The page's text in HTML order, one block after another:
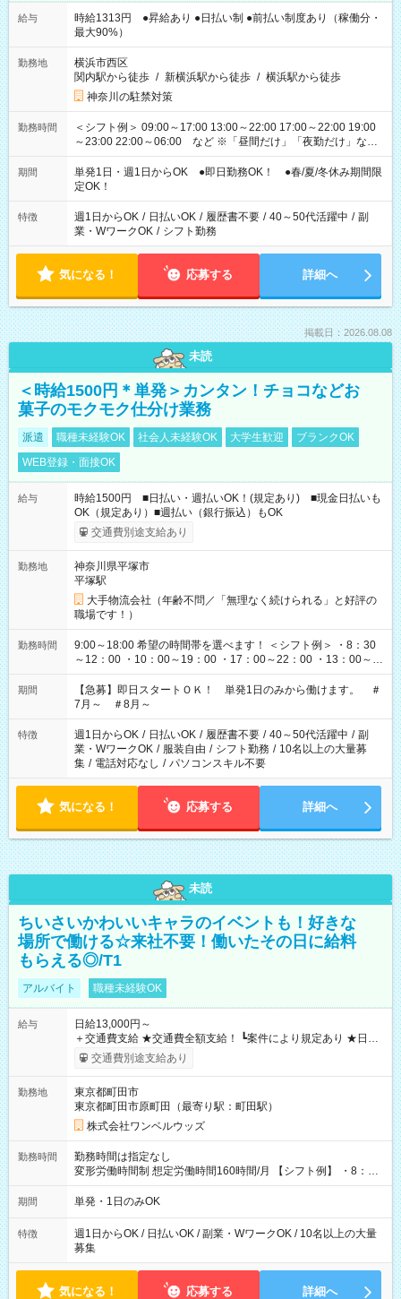
給与
時給1313円 ●昇給あり ●日払い制 ●前払い制度あり（稼働分・
最大90%）
勤務地
横浜市西区
関内駅から徒歩 / 新横浜駅から徒歩 / 横浜駅から徒歩
神奈川の駐禁対策
勤務時間
＜シフト例＞ 09:00～17:00 13:00～22:00 17:00～22:00 19:00
～23:00 22:00～06:00 など ※「昼間だけ」「夜勤だけ」など
の希望OK
期間
単発1日・週1日からOK ●即日勤務OK！ ●春/夏/冬休み期間限
定OK！
特徴 週1日からOK / 日払いOK / 履歴書不要 / 40～50代活躍中 / 副
業・WワークOK / シフト勤務
気になる！ 応募する 詳細へ
掲載日：2026.08.08
未読
＜時給1500円＊単発＞カンタン！チョコなどお
菓子のモクモク仕分け業務
派遣 職種未経験OK 社会人未経験OK 大学生歓迎
ブランクOK
WEB登録・面接OK
給与
時給1500円 ■日払い・週払いOK！(規定あり) ■現金日払いも
OK（規定あり）■週払い（銀行振込）もOK
交通費別途支給あり
勤務地
神奈川県平塚市
平塚駅
大手物流会社（年齢不問／「無理なく続けられる」と好評の
職場です！）
勤務時間
9:00～18:00 希望の時間帯を選べます！ ＜シフト例＞ ・8：30
～12：00 ・10：00～19：00 ・17：00～22：00 ・13：00～
22：00 ・22：00～翌6：00 など
期間
【急募】即日スタートＯＫ！ 単発1日のみから働けます。 ＃
7月～ ＃8月～
特徴 週1日からOK / 日払いOK / 履歴書不要 / 40～50代活躍中 / 副
業・WワークOK / 服装自由 / シフト勤務 / 10名以上の大量募
集 / 電話対応なし / パソコンスキル不要
気になる！ 応募する 詳細へ
未読
ちいさいかわいいキャラのイベントも！好きな
場所で働ける☆来社不要！働いたその日に給料
もらえる◎/T1
アルバイト 職種未経験OK
給与
日給13,000円～
＋交通費支給 ★交通費全額支給！ ┗案件により規定あり ★日払
いOK！（規定あり） ┗働いたその日に現金GET♪ お仕事後はコ
ンビニATMから 日払い分を引き落とせます！ 【試用期間】試
交通費別途支給あり
勤務地
東京都町田市
東京都町田市原町田（最寄り駅：町田駅）
株式会社ワンベルウッズ
勤務時間
勤務時間は指定なし
変形労働時間制 想定労働時間160時間/月 【シフト例】 ・8：00
～21：00
期間 単発・1日のみOK
特徴
週1日からOK / 日払いOK / 副業・WワークOK / 10名以上の大量
募集
気になる！ 応募する 詳細へ